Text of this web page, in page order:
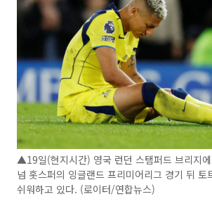
▲19일(현지시간) 영국 런던 스탬퍼드 브리지
넘 홋스퍼의 잉글랜드 프리미어리그 경기 뒤 토
쉬워하고 있다. (로이터/연합뉴스)